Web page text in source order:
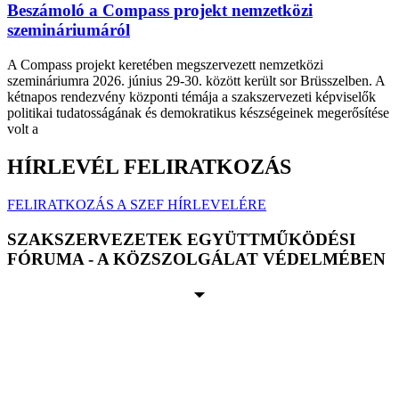
Beszámoló a Compass projekt nemzetközi
szemináriumáról
A Compass projekt keretében megszervezett nemzetközi
szemináriumra 2026. június 29-30. között került sor Brüsszelben. A
kétnapos rendezvény központi témája a szakszervezeti képviselők
politikai tudatosságának és demokratikus készségeinek megerősítése
volt a
HÍRLEVÉL FELIRATKOZÁS
FELIRATKOZÁS A SZEF HÍRLEVELÉRE
SZAKSZERVEZETEK EGYÜTTMŰKÖDÉSI
FÓRUMA - A KÖZSZOLGÁLAT VÉDELMÉBEN